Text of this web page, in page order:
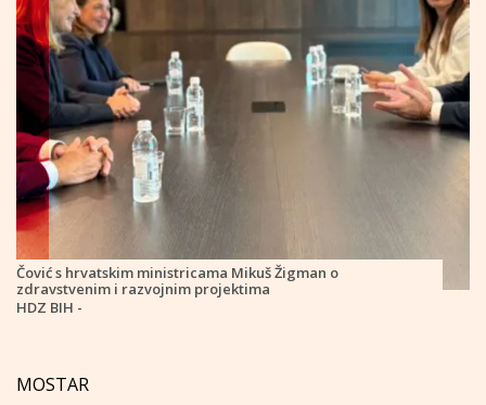
Čović s hrvatskim ministricama Mikuš Žigman o
zdravstvenim i razvojnim projektima
HDZ BIH -
MOSTAR